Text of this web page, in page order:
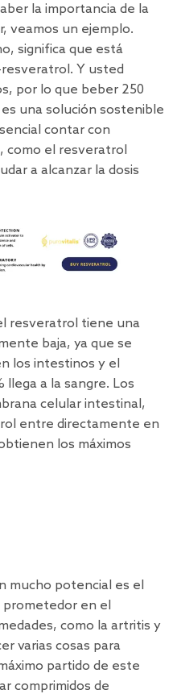
la importancia de la
veamos un ejemplo.
, significa que está
Y usted
por lo que beber 250
una solución sostenible
contar con
como el resveratrol
a alcanzar la dosis
resveratrol tiene una
baja, ya que se
los intestinos y el
llega a la sangre. Los
celular intestinal,
entre directamente en
los máximos
mucho potencial es el
prometedor en el
como la artritis y
varias cosas para
partido de este
comprimidos de